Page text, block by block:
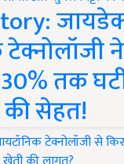
30% तक
की सेहत!